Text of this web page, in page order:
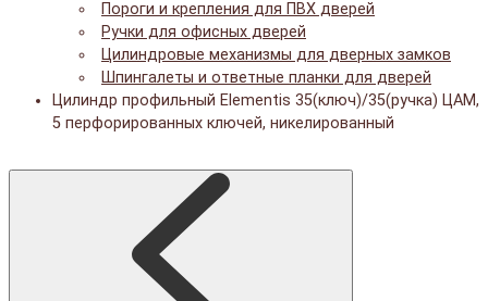
Пороги и крепления для ПВХ дверей
Ручки для офисных дверей
Цилиндровые механизмы для дверных замков
Шпингалеты и ответные планки для дверей
Цилиндр профильный Elementis 35(ключ)/35(ручка) ЦАМ,
5 перфорированных ключей, никелированный